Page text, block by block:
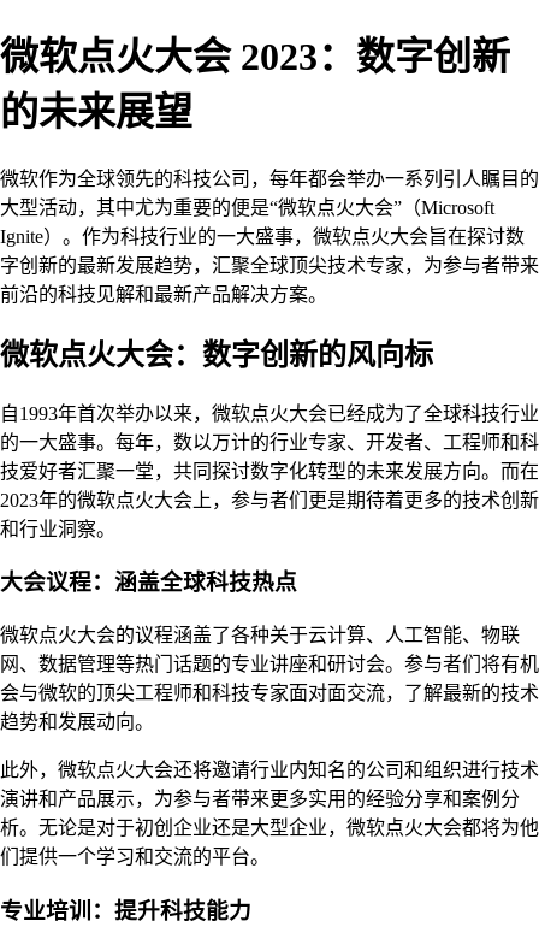
微软点火大会 2023：数字创新
的未来展望
微软作为全球领先的科技公司，每年都会举办一系列引人瞩目的
大型活动，其中尤为重要的便是“微软点火大会”（Microsoft
Ignite）。作为科技行业的一大盛事，微软点火大会旨在探讨数
字创新的最新发展趋势，汇聚全球顶尖技术专家，为参与者带来
前沿的科技见解和最新产品解决方案。
微软点火大会：数字创新的风向标
自1993年首次举办以来，微软点火大会已经成为了全球科技行业
的一大盛事。每年，数以万计的行业专家、开发者、工程师和科
技爱好者汇聚一堂，共同探讨数字化转型的未来发展方向。而在
2023年的微软点火大会上，参与者们更是期待着更多的技术创新
和行业洞察。
大会议程：涵盖全球科技热点
微软点火大会的议程涵盖了各种关于云计算、人工智能、物联
网、数据管理等热门话题的专业讲座和研讨会。参与者们将有机
会与微软的顶尖工程师和科技专家面对面交流，了解最新的技术
趋势和发展动向。
此外，微软点火大会还将邀请行业内知名的公司和组织进行技术
演讲和产品展示，为参与者带来更多实用的经验分享和案例分
析。无论是对于初创企业还是大型企业，微软点火大会都将为他
们提供一个学习和交流的平台。
专业培训：提升科技能力